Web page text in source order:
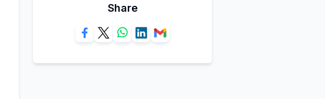
Share